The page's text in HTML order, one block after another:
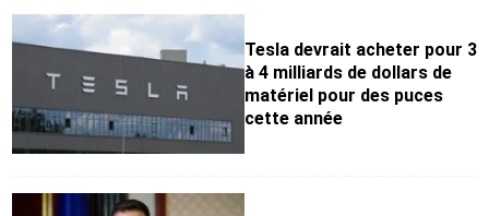
Tesla devrait acheter pour 3
à 4 milliards de dollars de
matériel pour des puces
cette année